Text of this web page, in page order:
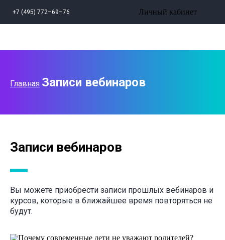
+7 (495) 772–69–76 Личный кабинет
Главная Записи вебинаров
Записи вебинаров
Вы можете приобрести записи прошлых вебинаров и
курсов, которые в ближайшее время повторяться не
будут.